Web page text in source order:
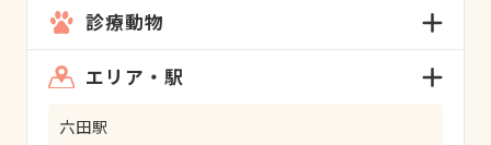
診療動物
エリア・駅
六田駅